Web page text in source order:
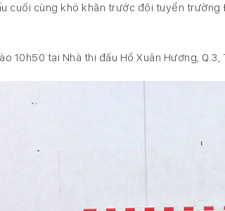
cuối cùng khó khăn trước đội tuyển
10h50 tại Nhà thi đấu Hồ Xuân Hương, Q.3,